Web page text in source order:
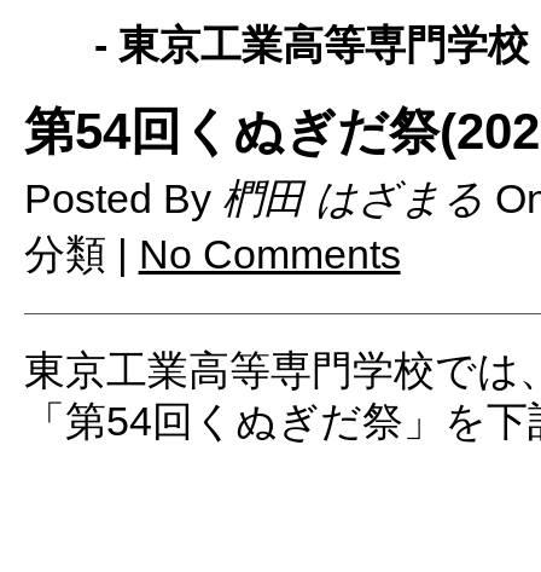
- 東京工業高等専門学
第54回くぬぎだ祭
Posted By 椚田 はざまる
分類 | No Comments
東京工業高等専門学校では
「第54回くぬぎだ祭」を